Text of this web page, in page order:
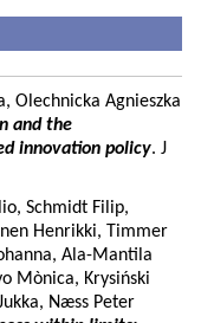
Olechnicka Agnieszka
and the
innovation policy. J
Schmidt Filip,
Henrikki, Timmer
Ala-Mantila
Mònica, Krysiński
Næss Peter